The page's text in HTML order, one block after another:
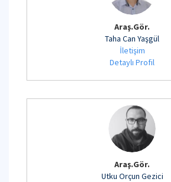
Araş.Gör.
Taha Can Yaşgül
İletişim
Detaylı Profil
Araş.Gör.
Utku Orçun Gezici